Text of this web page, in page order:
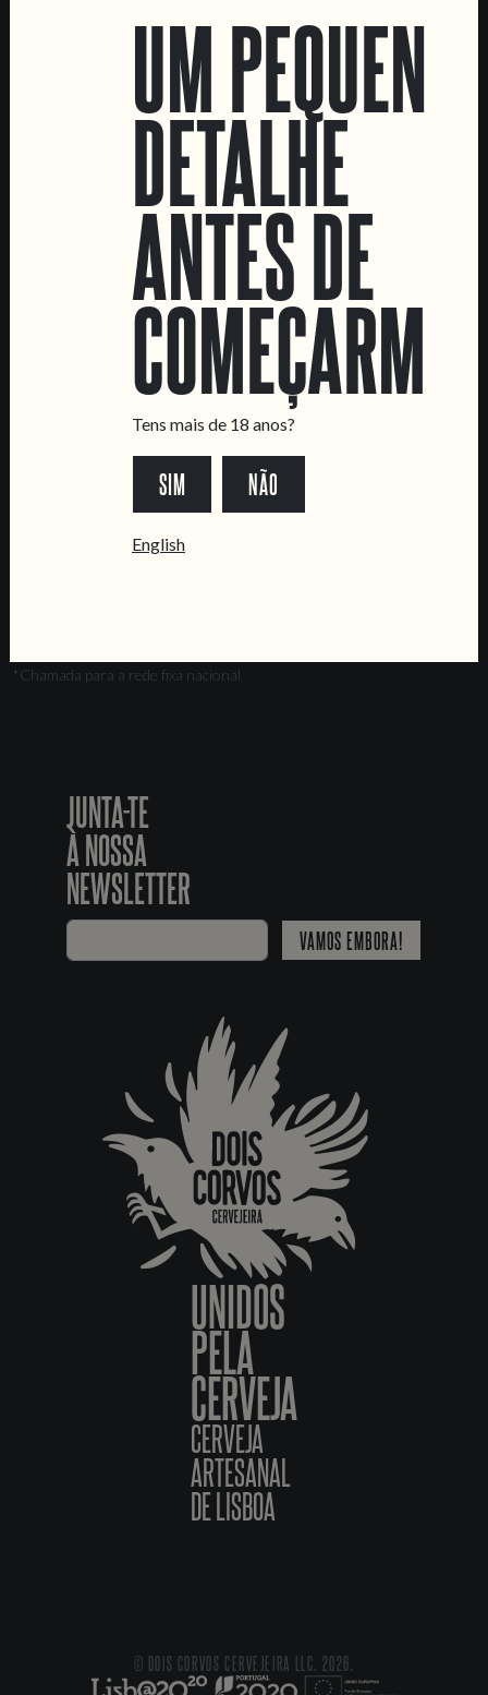
Marvila Taproom
Intendente Taproom
CONTACTA-NOS
Tours e eventos privados
Livro de Reclamações
*Chamada para a rede fixa nacional
JUNTA-TE
À NOSSA
NEWSLETTER
VAMOS EMBORA!
UNIDOS
PELA
CERVEJA
CERVEJA
ARTESANAL
DE LISBOA
© DOIS CORVOS CERVEJEIRA LLC, 2026.
UM PEQUENO
DETALHE
ANTES DE
Tens mais de 18 anos?
SIM NÃO
English